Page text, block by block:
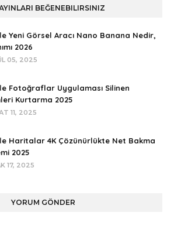
BEĞENEBILIRSINIZ
Yeni Görsel Aracı Nano Banana Nedir,
2026
05, 2025
Fotoğraflar Uygulaması Silinen
Kurtarma 2025
11, 2025
Haritalar 4K Çözünürlükte Net Bakma
2025
17, 2025
YORUM GÖNDER